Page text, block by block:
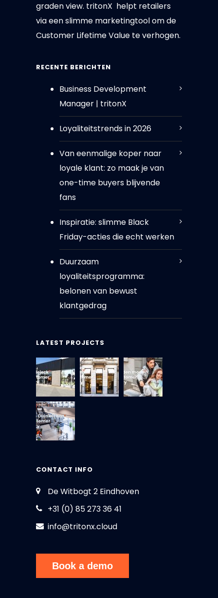
graden view. tritonX helpt retailers
via een slimme marketingtool om de
Customer Lifetime Value te verhogen.
RECENTE BERICHTEN
Business Development
Manager | tritonX
Loyaliteitstrends in 2026
Van eenmalige koper naar
loyale klant: zo maak je van
one-time buyers blijvende
fans
Inspiratie: slimme Black
Friday-acties die echt werken
Duurzaam
loyaliteitsprogramma:
belonen van bewust
klantgedrag
LATEST PROJECTS
CONTACT INFO
De Witbogt 2 Eindhoven
+31 (0) 85 273 36 41
info@tritonx.cloud
Book a demo